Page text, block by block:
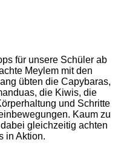
für unsere Schüler ab
Meylem mit den
übten die Capybaras,
die Kiwis, die
und Schritte
Kaum zu
gleichzeitig achten
in Aktion.